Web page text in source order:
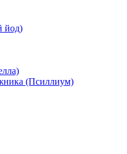
йод)
(Псиллиум)